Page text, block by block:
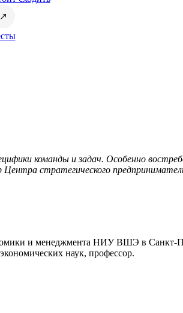
команды и задач. Особенно
Центра стратегического
и менеджмента НИУ ВШЭ в Санкт-
наук, профессор.